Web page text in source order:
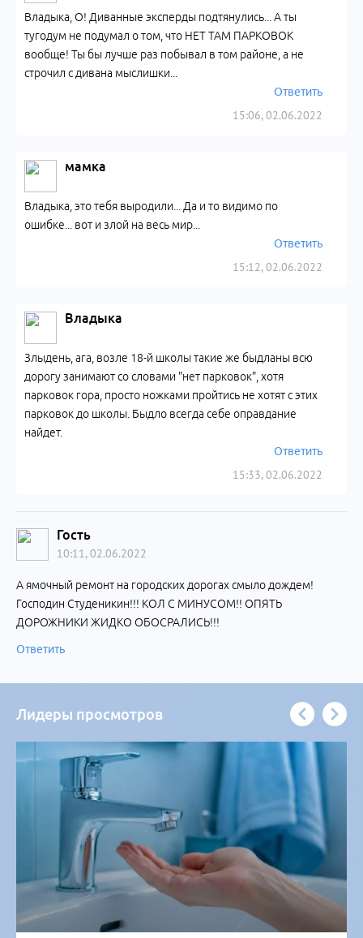
15:06, 02.06.2022
Владыка, О! Диванные эксперды подтянулись... А ты
тугодум не подумал о том, что НЕТ ТАМ ПАРКОВОК
вообще! Ты бы лучше раз побывал в том районе, а не
строчил с дивана мыслишки...
Ответить
мамка
15:12, 02.06.2022
Владыка, это тебя выродили... Да и то видимо по
ошибке... вот и злой на весь мир...
Ответить
Владыка
15:33, 02.06.2022
Злыдень, ага, возле 18-й школы такие же быдланы всю
дорогу занимают со словами "нет парковок", хотя
парковок гора, просто ножками пройтись не хотят с этих
парковок до школы. Быдло всегда себе оправдание
найдет.
Ответить
Гость
10:11, 02.06.2022
А ямочный ремонт на городских дорогах смыло дождем!
Господин Студеникин!!! КОЛ С МИНУСОМ!! ОПЯТЬ
ДОРОЖНИКИ ЖИДКО ОБОСРАЛИСЬ!!!
Ответить
Лидеры просмотров